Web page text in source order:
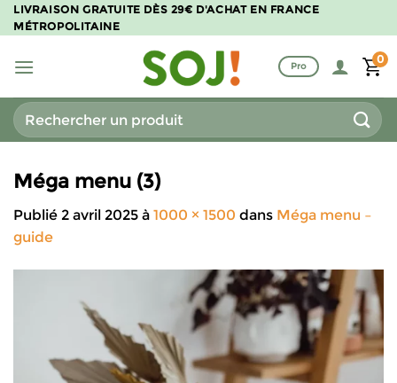
Passer
au
LIVRAISON GRATUITE DÈS 29€ D'ACHAT EN FRANCE
MÉTROPOLITAINE
Pro
0
Recherche
pour :
Méga menu (3)
Publié 2 avril 2025 à 1000 × 1500 dans Méga menu –
guide